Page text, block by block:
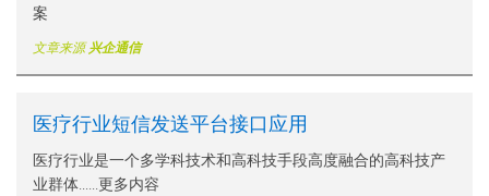
案
文章来源 兴企通信
医疗行业短信发送平台接口应用
医疗行业是一个多学科技术和高科技手段高度融合的高科技产
业群体......更多内容